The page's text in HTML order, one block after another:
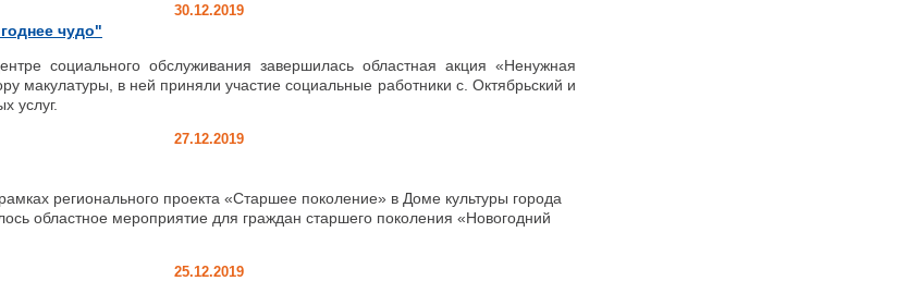
30.12.2019
чудо"
социального обслуживания завершилась областная акция «Ненужная
макулатуры, в ней приняли участие социальные работники с. Октябрьский и
услуг.
27.12.2019
регионального проекта «Старшее поколение» в Доме культуры города
областное мероприятие для граждан старшего поколения «Новогодний
25.12.2019